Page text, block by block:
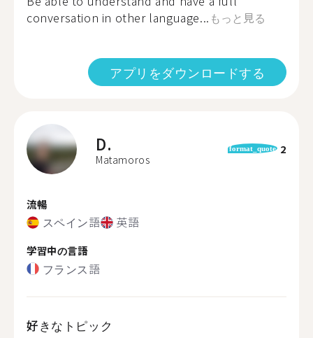
conversation in other language... もっと見る
アプリをダウンロードする
D.
Matamoros
format_quote 2
流暢
スペイン語 英語
学習中の言語
フランス語
好きなトピック